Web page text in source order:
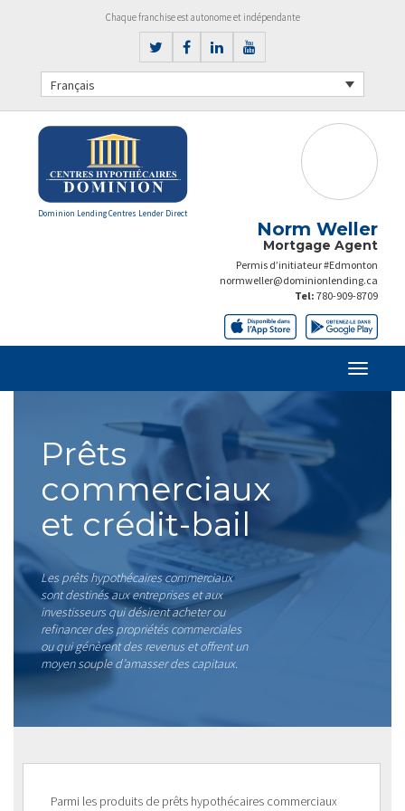
Chaque franchise est autonome et indépendante
Français
Dominion Lending Centres Lender Direct
Norm Weller
Mortgage Agent
Permis d’initiateur #Edmonton
normweller@dominionlending.ca
Tel: 780-909-8709
Prêts
commerciaux
et crédit-bail
Les prêts hypothécaires commerciaux
sont destinés aux entreprises et aux
investisseurs qui désirent acheter ou
refinancer des propriétés commerciales
ou qui génèrent des revenus et offrent un
moyen souple d’amasser des capitaux.
Parmi les produits de prêts hypothécaires commerciaux